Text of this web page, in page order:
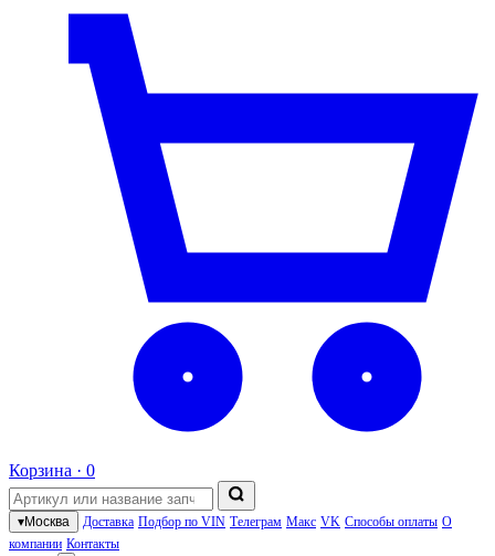
Корзина · 0
▾Москва Доставка Подбор по VIN Телеграм Макс VK Способы оплаты О
компании Контакты